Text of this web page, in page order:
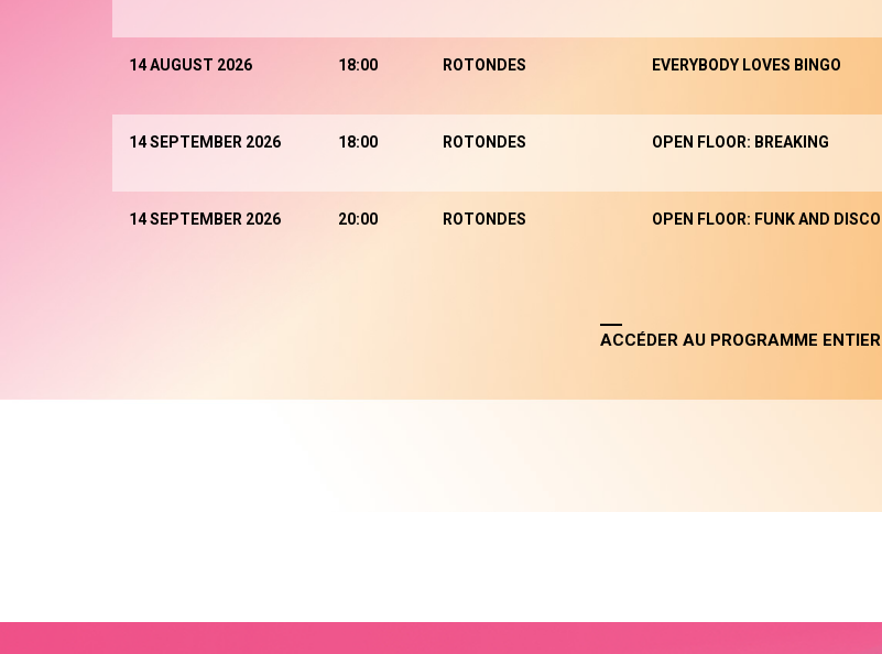
14 AUGUST 2026 18:00 ROTONDES EVERYBODY LOVES BINGO
14 SEPTEMBER 2026 18:00 ROTONDES OPEN FLOOR: BREAKING
14 SEPTEMBER 2026 20:00 ROTONDES OPEN FLOOR: FUNK AND DISCO
ACCÉDER AU PROGRAMME ENTIER